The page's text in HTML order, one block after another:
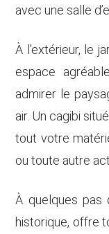
avec une salle
À l’extérieur, le
espace
admirer le
air. Un cagibi
tout votre
ou toute autre
À quelques pas
historique, offre